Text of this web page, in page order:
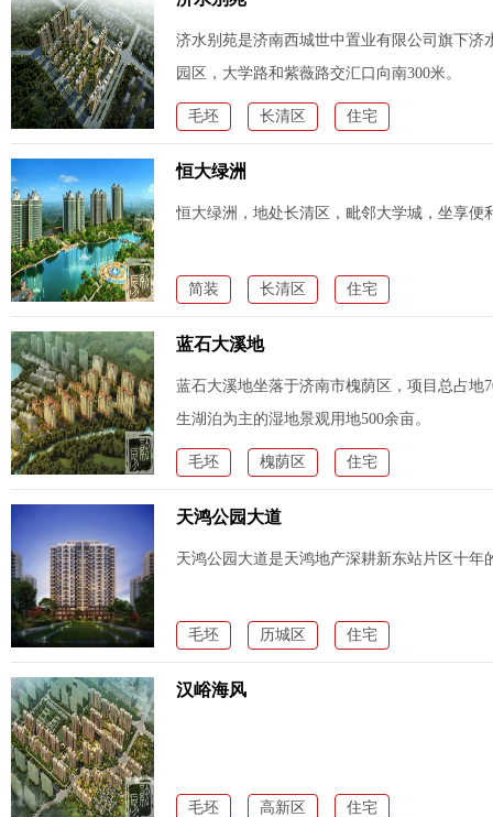
济水别苑是济南西城世中置业有限公司旗下
园区，大学路和紫薇路交汇口向南300米。
毛坯 长清区 住宅
恒大绿洲
恒大绿洲，地处长清区，毗邻大学城，坐享便
简装 长清区 住宅
蓝石大溪地
蓝石大溪地坐落于济南市槐荫区，项目总占地
生湖泊为主的湿地景观用地500余亩。
毛坯 槐荫区 住宅
天鸿公园大道
天鸿公园大道是天鸿地产深耕新东站片区十
毛坯 历城区 住宅
汉峪海风
毛坯 高新区 住宅